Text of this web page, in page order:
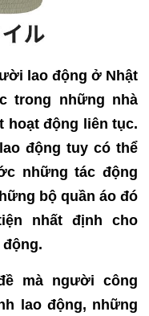
lao động ở Nhật
trong những nhà
hoạt động liên tục.
động tuy có thể
những tác động
bộ quần áo đó
nhất định cho
mà người công
lao động, những